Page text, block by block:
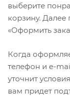
выберите
корзину.
«Оформить
Когда
телефон и e-
уточнит
вам придет